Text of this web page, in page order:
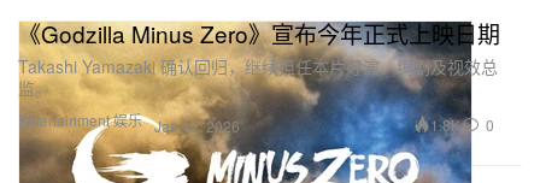
Entertainment 娱乐
《Godzilla Minus Zero》宣布今年正式上映日期
Takashi Yamazaki 确认回归，继续担任本片导演、编剧及视效总
监。
Jan 12, 2026 1.8K 0